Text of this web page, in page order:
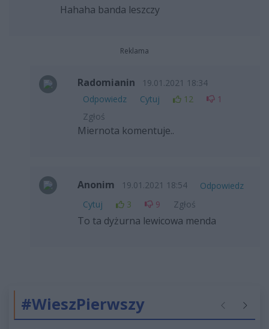
Hahaha banda leszczy
Reklama
Radomianin
19.01.2021 18:34
Odpowiedz
Cytuj 12
1
Zgłoś
Miernota komentuje..
Anonim 19.01.2021 18:54
Odpowiedz
Cytuj
3 9 Zgłoś
To ta dyżurna lewicowa menda
#WieszPierwszy Poprzednie